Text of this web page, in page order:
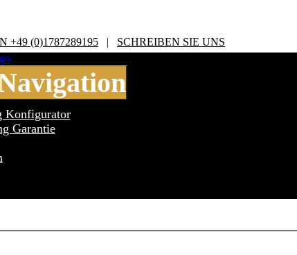
+49 (0)1787289195 | SCHREIBEN SIE UNS
Konfigurator
Garantie
E91/E92/E93 3 Series 320d